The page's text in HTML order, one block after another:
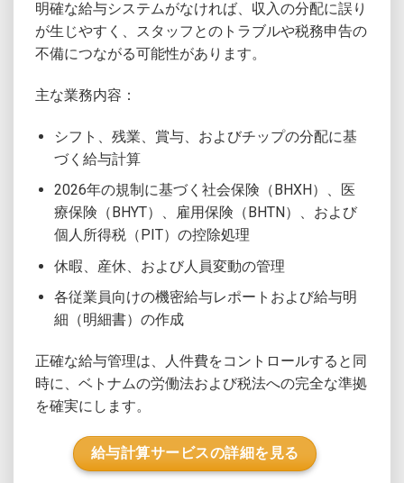
明確な給与システムがなければ、収入の分配に誤り
が生じやすく、スタッフとのトラブルや税務申告の
不備につながる可能性があります。
主な業務内容：
シフト、残業、賞与、およびチップの分配に基
づく給与計算
2026年の規制に基づく社会保険（BHXH）、医
療保険（BHYT）、雇用保険（BHTN）、および
個人所得税（PIT）の控除処理
休暇、産休、および人員変動の管理
各従業員向けの機密給与レポートおよび給与明
細（明細書）の作成
正確な給与管理は、人件費をコントロールすると同
時に、ベトナムの労働法および税法への完全な準拠
を確実にします。
給与計算サービスの詳細を見る